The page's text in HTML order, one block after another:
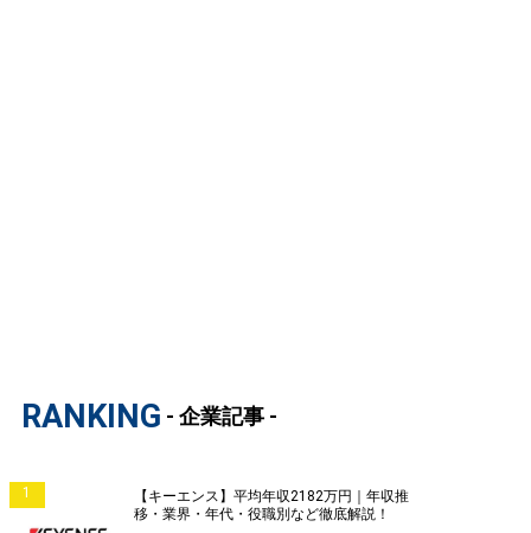
RANKING - 企業記事 -
1
【キーエンス】平均年収2182万円｜年収推
移・業界・年代・役職別など徹底解説！